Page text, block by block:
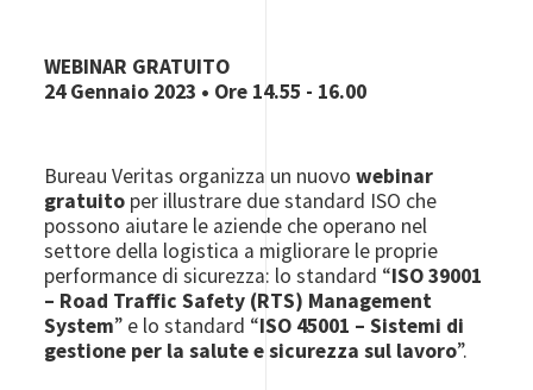
WEBINAR GRATUITO
24 Gennaio 2023 • Ore 14.55 - 16.00
Bureau Veritas organizza un nuovowebinar
gratuito per illustrare due standard ISO che
possono aiutare le aziende che operano nel
settore della logistica a migliorare le proprie
performance di sicurezza: lo standard “ISO 39001
– Road Traffic Safety (RTS) Management
System” e lo standard “ISO 45001 – Sistemi di
gestione per la salute e sicurezza sul lavoro”.